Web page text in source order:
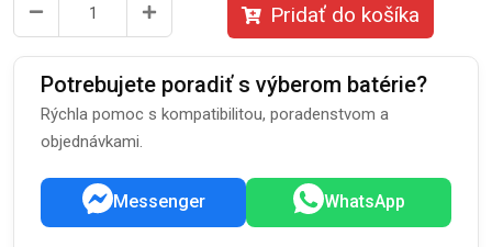
Pridať do košíka
Potrebujete poradiť s výberom batérie?
Rýchla pomoc s kompatibilitou, poradenstvom a
objednávkami.
Messenger WhatsApp